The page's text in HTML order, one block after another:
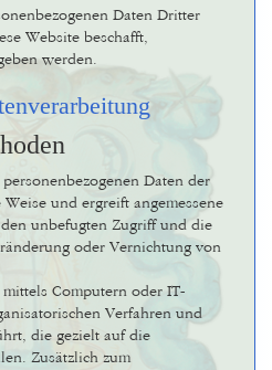
Daten Dritter
Website beschafft,
werden.
Daten der
und ergreift angemessene
unbefugten Zugriff und die
oder Vernichtung von
Computern oder IT-
Verfahren und
die gezielt auf die
Zusätzlich zum